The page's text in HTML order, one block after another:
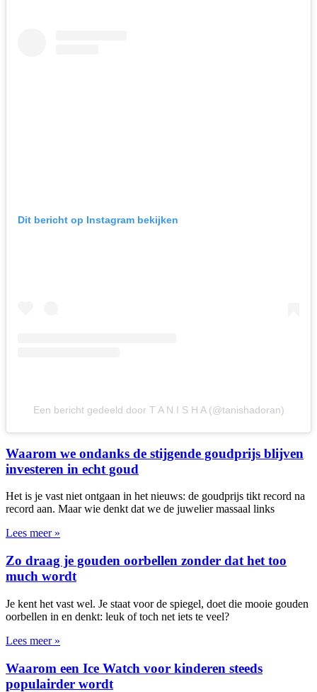
Dit bericht op Instagram bekijken
Een bericht gedeeld door T A N I S H A (@tanishadoran)
Waarom we ondanks de stijgende goudprijs blijven
investeren in echt goud
Het is je vast niet ontgaan in het nieuws: de goudprijs tikt record na
record aan. Maar wie denkt dat we de juwelier massaal links
Lees meer »
Zo draag je gouden oorbellen zonder dat het too
much wordt
Je kent het vast wel. Je staat voor de spiegel, doet die mooie gouden
oorbellen in en denkt: leuk of toch net iets te veel?
Lees meer »
Waarom een Ice Watch voor kinderen steeds
populairder wordt